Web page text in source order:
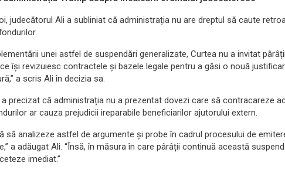
judecătorul Ali a subliniat că administrația nu are dreptul să caute
unei astfel de suspendări generalizate, Curtea nu a invitat
își revizuiesc contractele și bazele legale pentru a găsi o nouă
a scris Ali în decizia sa.
precizat că administrația nu a prezentat dovezi care să contracareze
ar cauza prejudicii ireparabile beneficiarilor ajutorului extern.
să analizeze astfel de argumente și probe în cadrul procesului de
a adăugat Ali. “Însă, în măsura în care pârâții continuă această
imediat.”